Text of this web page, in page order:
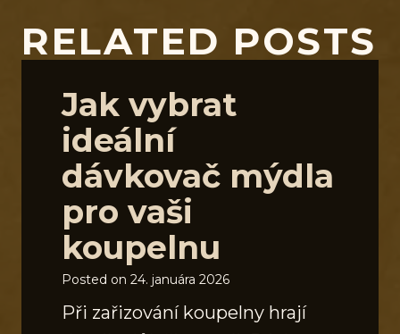
RELATED POSTS
Jak vybrat
ideální
dávkovač mýdla
pro vaši
koupelnu
Posted on 24. januára 2026
Při zařizování koupelny hrají